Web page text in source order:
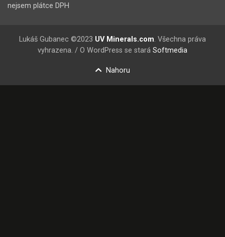
nejsem plátce DPH
Lukáš Gubanec ©2023 UV Minerals.com. Všechna práva
vyhrazena. / O WordPress se stará Softmedia
Nahoru